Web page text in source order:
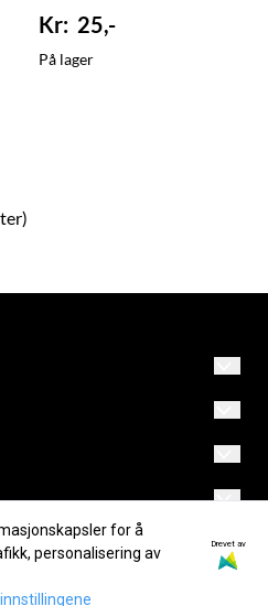
25,-
På lager
for å
personalisering av
Drevet av